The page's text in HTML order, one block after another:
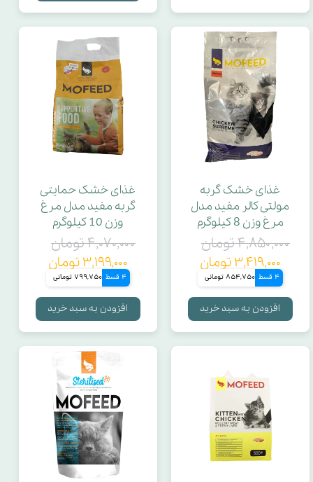
غذای خشک گربه
مولتی کالر مفید مدل
مرغ وزن 8 کیلوگرم
۴,۸۵۰,۰۰۰ تومان
۳,۴۱۹,۰۰۰ تومان
4 قسط 854,750 تومانی
افزودن به سبد خرید
غذای خشک حمایتی
گربه مفید مدل مرغ
وزن 10 کیلوگرم
۴,۰۷۰,۰۰۰ تومان
۳,۱۹۹,۰۰۰ تومان
4 قسط 799,750 تومانی
افزودن به سبد خرید